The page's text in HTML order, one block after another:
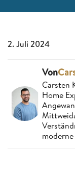
2. Juli 2024
Von
Carsten
Home